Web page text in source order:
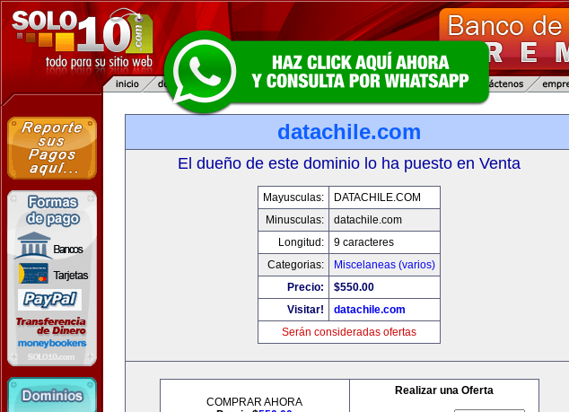
datachile.com
El dueño de este dominio lo ha puesto en Venta
Mayusculas:
DATACHILE.COM
Minusculas:
datachile.com
Longitud:
9 caracteres
Categorias:
Miscelaneas (varios)
Precio:
$550.00
Visitar!
datachile.com
Serán consideradas ofertas
COMPRAR AHORA
Realizar una Oferta